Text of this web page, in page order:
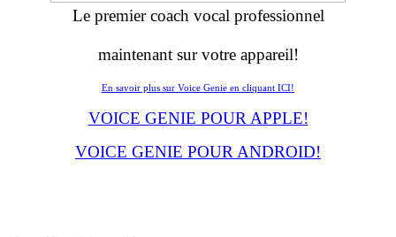
Le premier coach vocal professionnel
maintenant sur votre appareil!
En savoir plus sur Voice Genie en cliquant ICI!
VOICE GENIE POUR APPLE!
VOICE GENIE POUR ANDROID!